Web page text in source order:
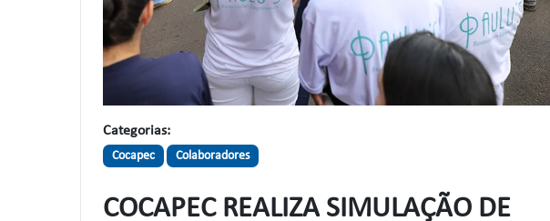
Categorias:
Cocapec Colaboradores
COCAPEC REALIZA SIMULAÇÃO DE